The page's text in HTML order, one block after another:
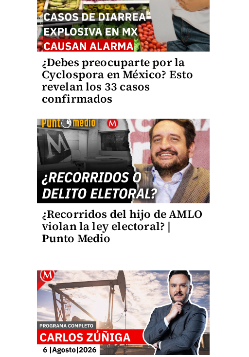
¿Debes preocuparte por la
Cyclospora en México? Esto
revelan los 33 casos
confirmados
¿Recorridos del hijo de AMLO
violan la ley electoral? |
Punto Medio